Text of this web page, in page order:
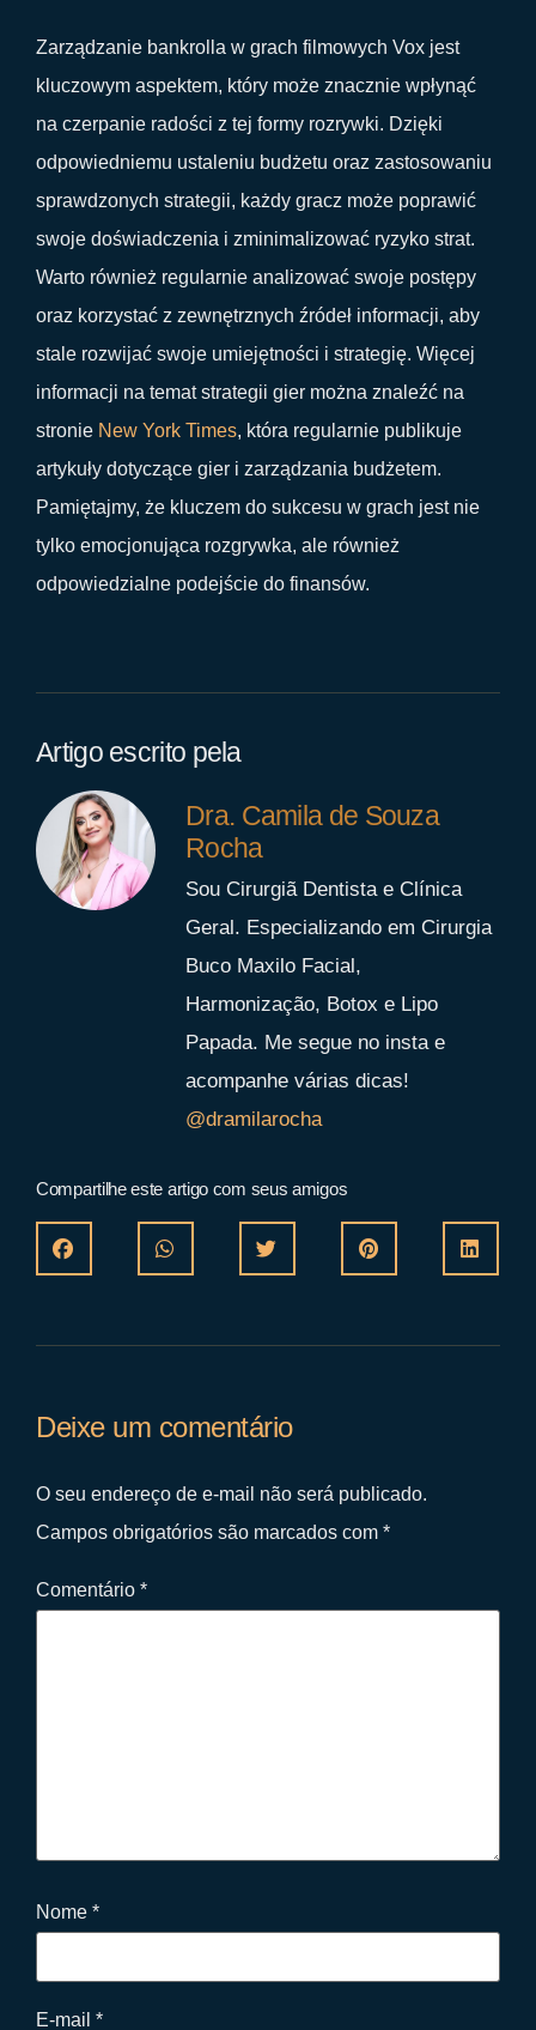
Zarządzanie bankrolla w grach filmowych Vox jest
kluczowym aspektem, który może znacznie wpłynąć
na czerpanie radości z tej formy rozrywki. Dzięki
odpowiedniemu ustaleniu budżetu oraz zastosowaniu
sprawdzonych strategii, każdy gracz może poprawić
swoje doświadczenia i zminimalizować ryzyko strat.
Warto również regularnie analizować swoje postępy
oraz korzystać z zewnętrznych źródeł informacji, aby
stale rozwijać swoje umiejętności i strategię. Więcej
informacji na temat strategii gier można znaleźć na
stronie New York Times, która regularnie publikuje
artykuły dotyczące gier i zarządzania budżetem.
Pamiętajmy, że kluczem do sukcesu w grach jest nie
tylko emocjonująca rozgrywka, ale również
odpowiedzialne podejście do finansów.
Artigo escrito pela
Dra. Camila de Souza
Rocha
Sou Cirurgiã Dentista e Clínica
Geral. Especializando em Cirurgia
Buco Maxilo Facial,
Harmonização, Botox e Lipo
Papada. Me segue no insta e
acompanhe várias dicas!
@dramilarocha
Compartilhe este artigo com seus amigos
Deixe um comentário
O seu endereço de e-mail não será publicado.
Campos obrigatórios são marcados com *
Comentário *
Nome *
E-mail *